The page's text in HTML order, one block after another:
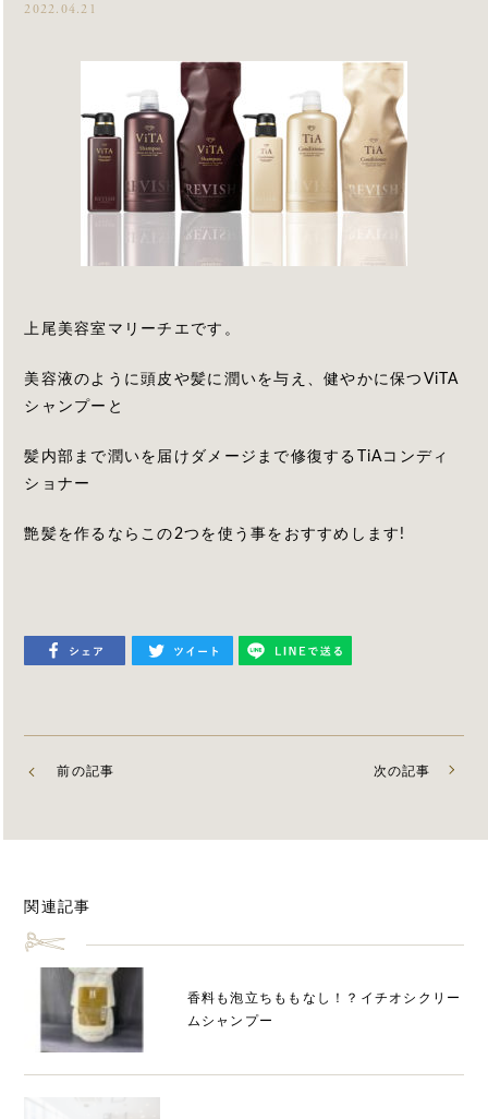
2022.04.21
上尾美容室マリーチエです。
美容液のように頭皮や髪に潤いを与え、健やかに保つViTA
シャンプーと
髪内部まで潤いを届けダメージまで修復するTiAコンディ
ショナー
艶髪を作るならこの2つを使う事をおすすめします!
前の記事 次の記事
関連記事
香料も泡立ちももなし！？イチオシクリー
ムシャンプー